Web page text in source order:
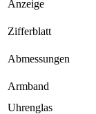
Anzeige
Zifferblatt
Abmessungen
Armband
Uhrenglas